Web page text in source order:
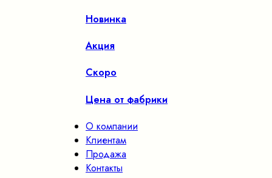
Новинка
Акция
Скоро
Цена от фабрики
О компании
Клиентам
Продажа
Контакты